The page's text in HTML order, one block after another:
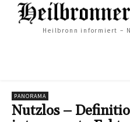
Heilbronn informiert –
PANORAMA
Nutzlos –